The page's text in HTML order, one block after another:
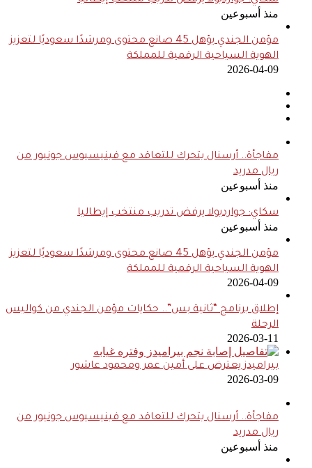
منذ أسبوعين
مؤمن الجندي يؤهل 45 صانع محتوى ومرشدًا سعوديًا لتعزيز
الهوية السياحية الرقمية للمملكة
2026-04-09
مفاجأة.. أرسنال يتحرك للتعاقد مع فينيسيوس جونيور من
ريال مدريد
منذ أسبوعين
سكاي: جوارديولا يرفض تدريب منتخب إيطاليا
منذ أسبوعين
مؤمن الجندي يؤهل 45 صانع محتوى ومرشدًا سعوديًا لتعزيز
الهوية السياحية الرقمية للمملكة
2026-04-09
إطلاق برنامج “ثانية بس”.. حكايات مؤمن الجندي من كواليس
الرحلة
2026-03-11
بيراميدز يعترض على أمين عمر ومحمود عاشور
2026-03-09
مفاجأة.. أرسنال يتحرك للتعاقد مع فينيسيوس جونيور من
ريال مدريد
منذ أسبوعين